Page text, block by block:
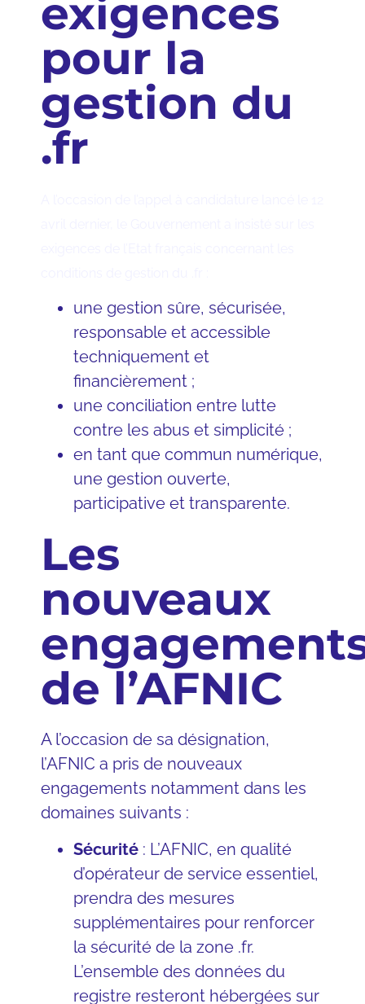
exigences
pour la
gestion du
.fr
une gestion sûre, sécurisée,
responsable et accessible
techniquement et
financièrement ;
une conciliation entre lutte
contre les abus et simplicité ;
en tant que commun numérique,
une gestion ouverte,
participative et transparente.
Les
nouveaux
de l’AFNIC
A l’occasion de sa désignation,
l’AFNIC a pris de nouveaux
engagements notamment dans les
domaines suivants :
Sécurité : L’AFNIC, en qualité
d’opérateur de service essentiel,
prendra des mesures
supplémentaires pour renforcer
la sécurité de la zone .fr.
L’ensemble des données du
registre resteront hébergées sur